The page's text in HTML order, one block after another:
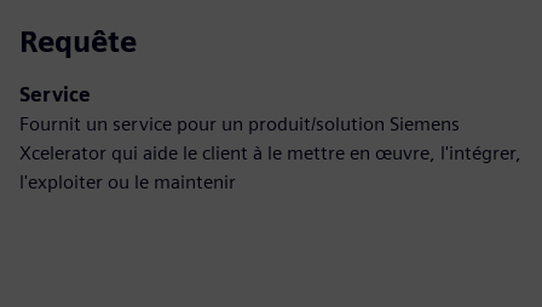
Requête
Service
Fournit un service pour un produit/solution Siemens
Xcelerator qui aide le client à le mettre en œuvre, l'intégrer,
l'exploiter ou le maintenir